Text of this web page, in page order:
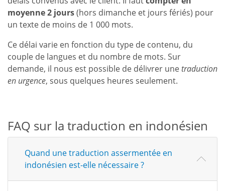
moyenne 2 jours(hors dimanche et jours fériés) pour
un texte de moins de 1 000 mots.
Ce délai varie en fonction du type de contenu, du
couple de langues et du nombre de mots. Sur
demande, il nous est possible de délivrer unetraduction
en urgence, sous quelques heures seulement.
FAQ sur la traduction en indonésien
Quand une traduction assermentée en
indonésien est-elle nécessaire ?